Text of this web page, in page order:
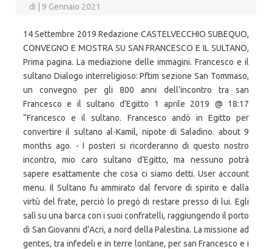
di 9 Gennaio 2021
14 Settembre 2019 Redazione CASTELVECCHIO SUBEQUO,
CONVEGNO E MOSTRA SU SAN FRANCESCO E IL SULTANO,
Prima pagina. La mediazione delle immagini. Francesco e il
sultano Dialogo interreligioso: Pftim sezione San Tommaso,
un convegno per gli 800 anni dell’incontro tra san
Francesco e il sultano d’Egitto 1 aprile 2019 @ 18:17
“Francesco e il sultano. Francesco andò in Egitto per
convertire il sultano al-Kamil, nipote di Saladino. about 9
months ago. - I posteri si ricorderanno di questo nostro
incontro, mio caro sultano d’Egitto, ma nessuno potrà
sapere esattamente che cosa ci siamo detti. User account
menu. Il Sultano fu ammirato dal fervore di spirito e dalla
virtù del frate, perciò lo pregò di restare presso di lui. Egli
salì su una barca con i suoi confratelli, raggiungendo il porto
di San Giovanni d’Acri, a nord della Palestina. La missione ad
gentes, tra infedeli e in terre lontane, per san Francesco e i